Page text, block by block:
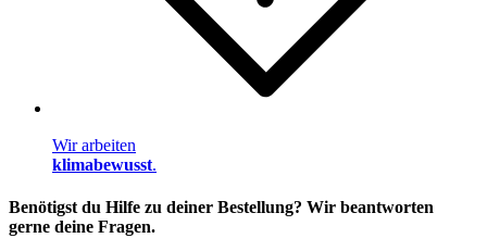
Wir arbeiten
klimabewusst.
Benötigst du Hilfe zu deiner Bestellung? Wir beantworten
gerne deine Fragen.